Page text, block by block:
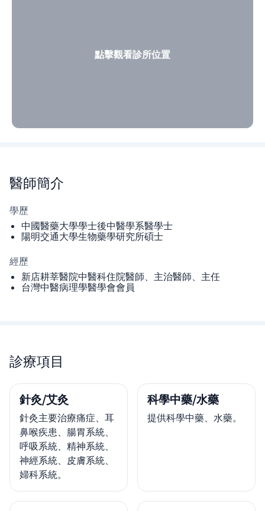
點擊觀看診所位置
醫師簡介
學歷
中國醫藥大學學士後中醫學系醫學士
陽明交通大學生物藥學研究所碩士
經歷
新店耕莘醫院中醫科住院醫師、主治醫師、主任
台灣中醫病理學醫學會會員
診療項目
針灸/艾灸
針灸主要治療痛症、耳
鼻喉疾患、腸胃系統、
呼吸系統、精神系統、
神經系統、皮膚系統、
婦科系統。
科學中藥/水藥
提供科學中藥、水藥。